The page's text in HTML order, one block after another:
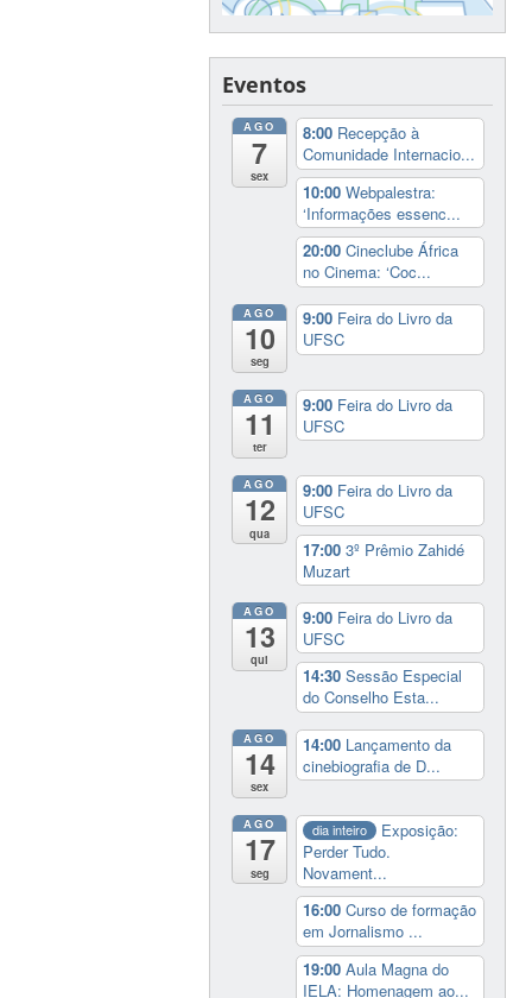
Eventos
AGO
7
sex
8:00 Recepção à
Comunidade Internacio...
10:00Webpalestra:
‘Informações essenc...
20:00Cineclube África
no Cinema: ‘Coc...
AGO
10
seg
9:00 Feira do Livro da
UFSC
AGO
11
ter
9:00 Feira do Livro da
UFSC
AGO
12
qua
9:00 Feira do Livro da
UFSC
17:003º Prêmio Zahidé
Muzart
AGO
13
qui
9:00 Feira do Livro da
UFSC
14:30Sessão Especial
do Conselho Esta...
AGO
14
sex
14:00 Lançamento da
cinebiografia de D...
AGO
17
seg
dia inteiro
Exposição:
Perder Tudo.
Novament...
16:00Curso de formação
em Jornalismo ...
19:00Aula Magna do
IELA: Homenagem ao...